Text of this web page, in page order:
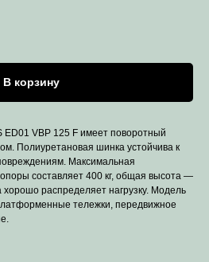
В корзину
ED01 VBP 125 F имеет поворотный
Полиуретановая шинка устойчива к
Максимальная
составляет 400 кг, общая высота —
хорошо распределяет нагрузку. Модель
тележки, передвижное